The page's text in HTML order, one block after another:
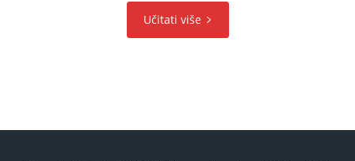
Učitati više